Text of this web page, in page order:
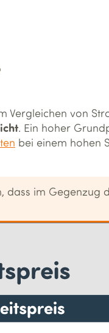
Vergleichen von
. Ein hoher
bei einem hohen
dass im Gegenzug